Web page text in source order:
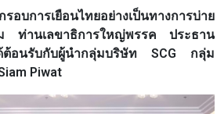
อบการเยือนไทยอย่างเป็นทางการบ่าย
านเลขาธิการใหญ่พรรค ประธาน
อนรับกับผู้นำกลุ่มบริษัท SCG กลุ่ม
Piwat